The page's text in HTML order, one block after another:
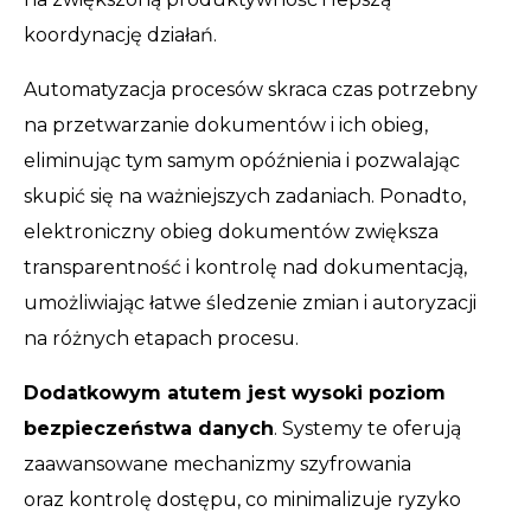
koordynację działań.
Automatyzacja procesów skraca czas potrzebny
na przetwarzanie dokumentów i ich obieg,
eliminując tym samym opóźnienia i pozwalając
skupić się na ważniejszych zadaniach. Ponadto,
elektroniczny obieg dokumentów zwiększa
transparentność i kontrolę nad dokumentacją,
umożliwiając łatwe śledzenie zmian i autoryzacji
na różnych etapach procesu.
Dodatkowym atutem jest wysoki poziom
bezpieczeństwa danych. Systemy te oferują
zaawansowane mechanizmy szyfrowania
oraz kontrolę dostępu, co minimalizuje ryzyko